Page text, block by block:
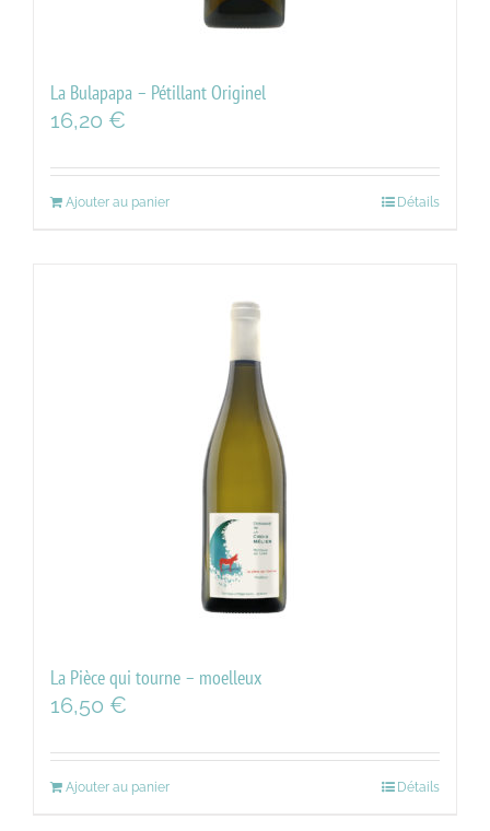
La Bulapapa – Pétillant Originel
16,20 €
Ajouter au panier Détails
La Pièce qui tourne – moelleux
16,50 €
Ajouter au panier Détails